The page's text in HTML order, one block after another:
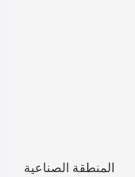
المنطقة الصناعية